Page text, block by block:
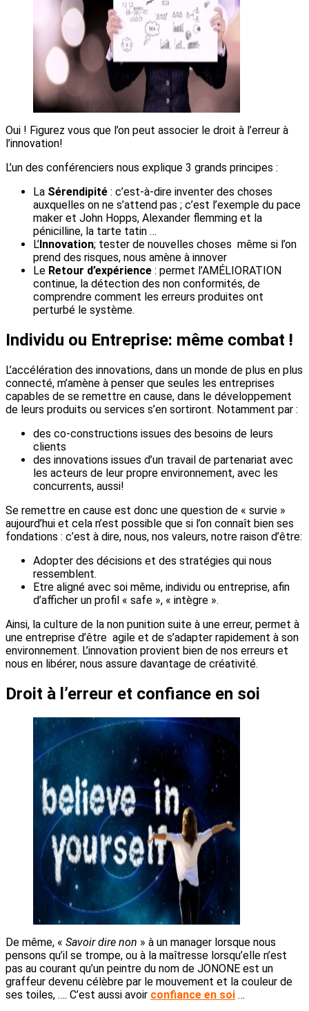
Oui ! Figurez vous que l’on peut associer le droit à l’erreur à
l’innovation!
L’un des conférenciers nous explique 3 grands principes :
La Sérendipité : c’est-à-dire inventer des choses
auxquelles on ne s’attend pas ; c’est l’exemple du pace
maker et John Hopps, Alexander flemming et la
pénicilline, la tarte tatin …
L’Innovation; tester de nouvelles choses même si l’on
prend des risques, nous amène à innover
Le Retour d’expérience : permet l’AMÉLIORATION
continue, la détection des non conformités, de
comprendre comment les erreurs produites ont
perturbé le système.
Individu ou Entreprise: même combat !
L’accélération des innovations, dans un monde de plus en plus
connecté, m’amène à penser que seules les entreprises
capables de se remettre en cause, dans le développement
de leurs produits ou services s’en sortiront. Notamment par :
des co-constructions issues des besoins de leurs
clients
des innovations issues d’un travail de partenariat avec
les acteurs de leur propre environnement, avec les
concurrents, aussi!
Se remettre en cause est donc une question de « survie »
aujourd’hui et cela n’est possible que si l’on connaît bien ses
fondations : c’est à dire, nous, nos valeurs, notre raison d’être:
Adopter des décisions et des stratégies qui nous
ressemblent.
Etre aligné avec soi même, individu ou entreprise, afin
d’afficher un profil « safe », « intègre ».
Ainsi, la culture de la non punition suite à une erreur, permet à
une entreprise d’être agile et de s’adapter rapidement à son
environnement. L’innovation provient bien de nos erreurs et
nous en libérer, nous assure davantage de créativité.
Droit à l’erreur et confiance en soi
De même, « Savoir dire non » à un manager lorsque nous
pensons qu’il se trompe, ou à la maîtresse lorsqu’elle n’est
pas au courant qu’un peintre du nom de JONONE est un
graffeur devenu célèbre par le mouvement et la couleur de
ses toiles, …. C’est aussi avoir confiance en soi …